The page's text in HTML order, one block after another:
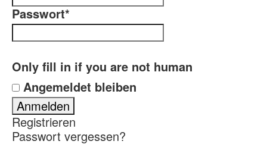
Passwort*
Only fill in if you are not human
Angemeldet bleiben
Registrieren
Passwort vergessen?